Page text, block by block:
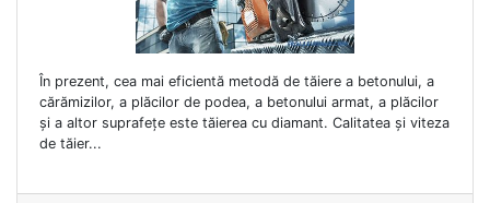
În prezent, cea mai eficientă metodă de tăiere a betonului, a
cărămizilor, a plăcilor de podea, a betonului armat, a plăcilor
și a altor suprafețe este tăierea cu diamant. Calitatea și viteza
de tăier...